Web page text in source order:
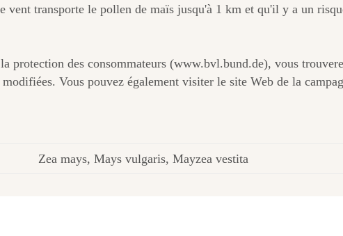
vent transporte le pollen de maïs jusqu'à 1 km et qu'il y a un
protection des consommateurs (www.bvl.bund.de), vous
Vous pouvez également visiter le site Web de la
Zea mays, Mays vulgaris, Mayzea vestita